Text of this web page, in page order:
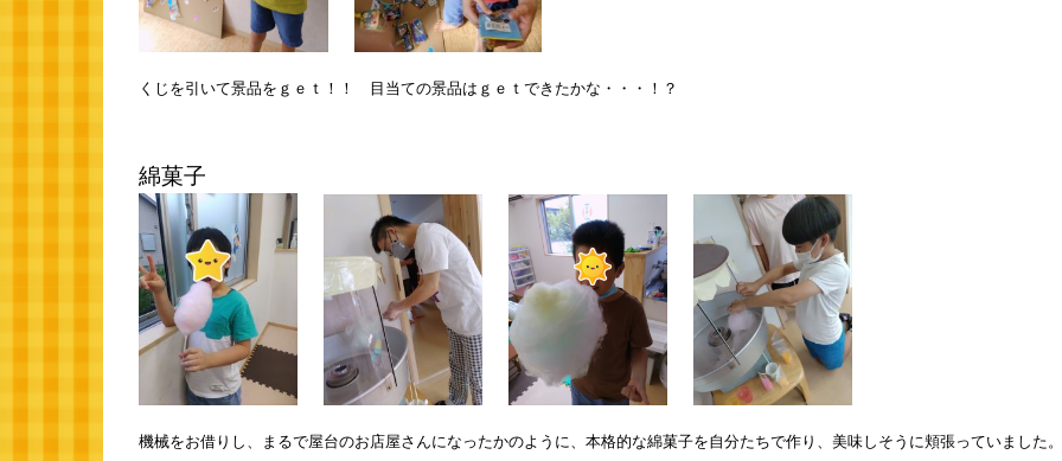
くじを引いて景品をｇｅｔ！！ 目当ての景品はｇｅｔできたかな・・・！？
綿菓子
機械をお借りし、まるで屋台のお店屋さんになったかのように、本格的な綿菓子を自分たちで作り、美味しそうに頬張っていました。